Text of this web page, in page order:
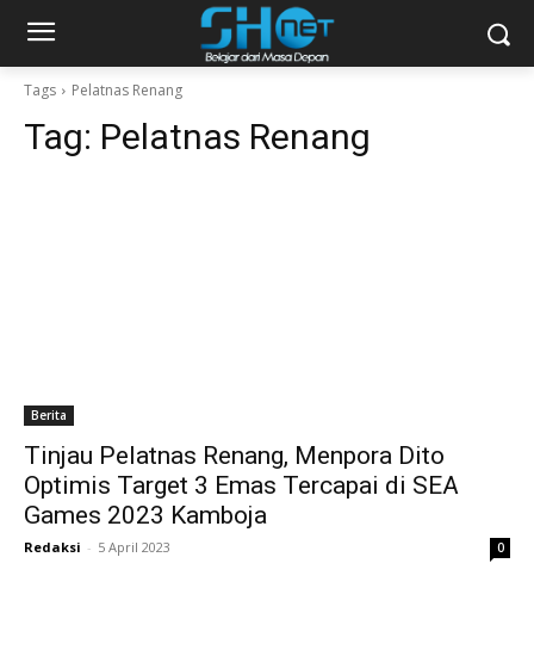
Tags Pelatnas Renang
Tag: Pelatnas Renang
Berita
Tinjau Pelatnas Renang, Menpora Dito
Optimis Target 3 Emas Tercapai di SEA
Games 2023 Kamboja
Redaksi - 5 April 2023 0